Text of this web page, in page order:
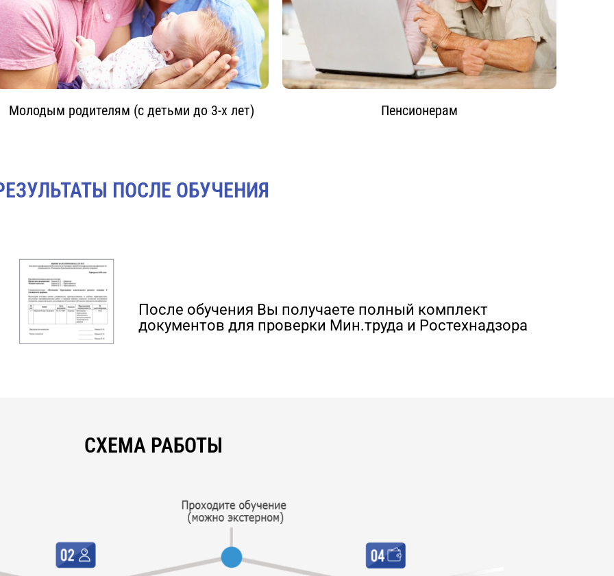
Молодым родителям (с детьми до 3-х лет) Пенсионерам
ПОСЛЕ ОБУЧЕНИЯ
После обучения Вы получаете полный комплект
документов для проверки Мин.труда и Ростехнадзора
СХЕМА РАБОТЫ